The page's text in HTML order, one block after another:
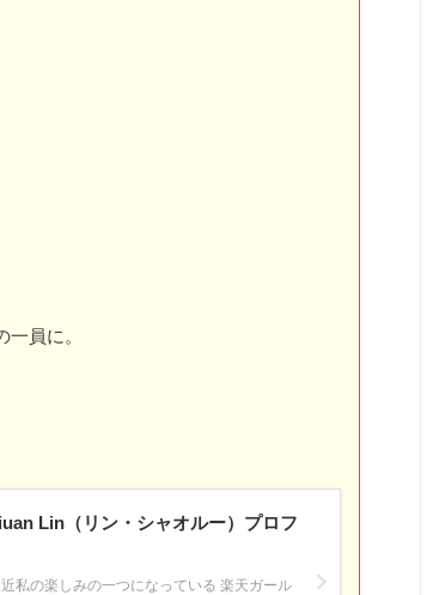
員に。
Lin（リン・シャオルー）プロフ
私の楽しみの一つになっている 楽天ガール